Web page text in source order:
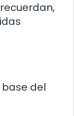
base del